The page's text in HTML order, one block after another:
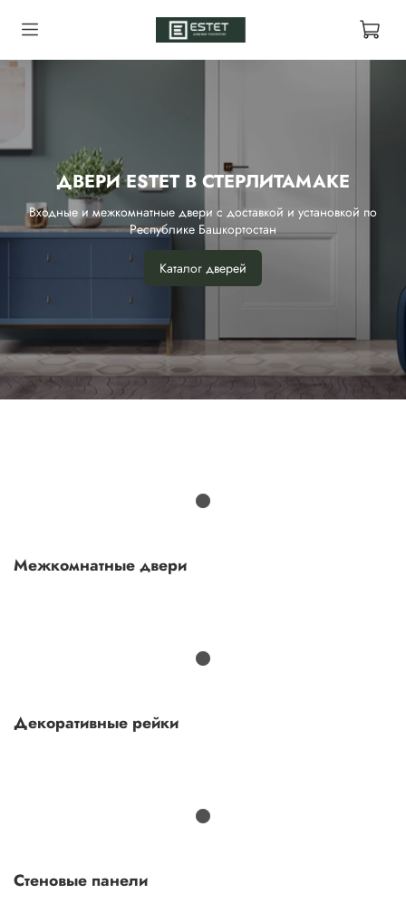
ДВЕРИ ESTET В СТЕРЛИТАМАКЕ
Входные и межкомнатные двери с доставкой и установкой по
Республике Башкортостан
Каталог дверей
Межкомнатные двери
Декоративные рейки
Стеновые панели